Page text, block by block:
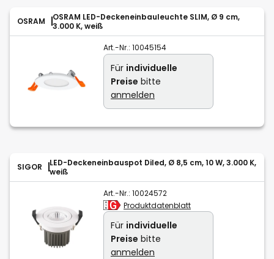
OSRAM
OSRAM LED-Deckeneinbauleuchte SLIM, Ø 9 cm,
3.000 K, weiß
Art.-Nr.: 10045154
Für individuelle
Preise bitte
anmelden
SIGOR
LED-Deckeneinbauspot Diled, Ø 8,5 cm, 10 W, 3.000 K,
weiß
Art.-Nr.: 10024572
Produktdatenblatt
Für individuelle
Preise bitte
anmelden